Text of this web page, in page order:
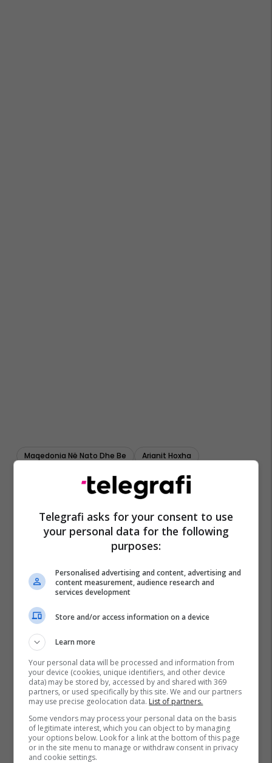
Maqedonia Në Nato Dhe Be Arianit Hoxha
Telegrafi asks for your consent to use
your personal data for the following
purposes:
Personalised advertising and content, advertising and
content measurement, audience research and
services development
Store and/or access information on a device
Learn more
Your personal data will be processed and information from
your device (cookies, unique identifiers, and other device
data) may be stored by, accessed by and shared with 369
partners, or used specifically by this site. We and our partners
may use precise geolocation data. List of partners.
Some vendors may process your personal data on the basis
of legitimate interest, which you can object to by managing
your options below. Look for a link at the bottom of this page
or in the site menu to manage or withdraw consent in privacy
and cookie settings.